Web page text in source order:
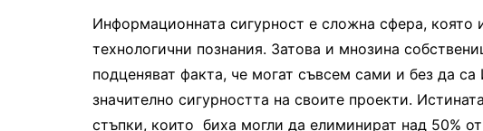
Информационната сигурност е сложна сфера, която
технологични познания. Затова и мнозина
подценяват факта, че могат съвсем сами и без да
значително сигурността на своите проекти.
стъпки, които биха могли да елиминират над 50%